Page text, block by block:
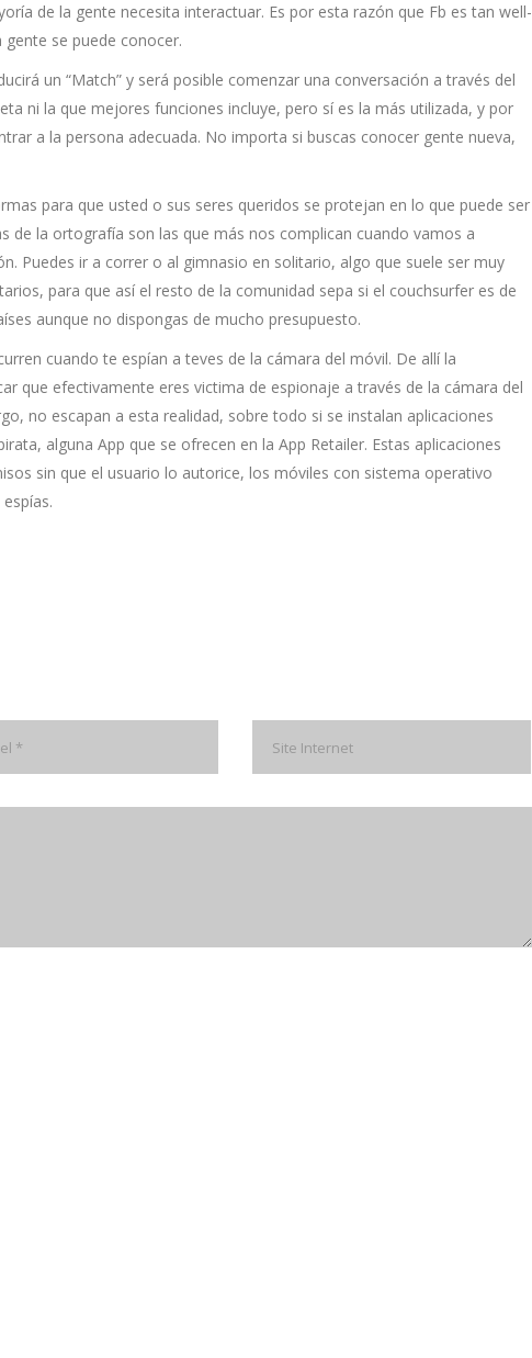
de la gente necesita interactuar. Es por esta razón que Fb es tan well-
se puede conocer.
un “Match” y será posible comenzar una conversación a través del
ni la que mejores funciones incluye, pero sí es la más utilizada, y por
a la persona adecuada. No importa si buscas conocer gente nueva,
para que usted o sus seres queridos se protejan en lo que puede ser
de la ortografía son las que más nos complican cuando vamos a
Puedes ir a correr o al gimnasio en solitario, algo que suele ser muy
para que así el resto de la comunidad sepa si el couchsurfer es de
aunque no dispongas de mucho presupuesto.
cuando te espían a teves de la cámara del móvil. De allí la
que efectivamente eres victima de espionaje a través de la cámara del
no escapan a esta realidad, sobre todo si se instalan aplicaciones
alguna App que se ofrecen en la App Retailer. Estas aplicaciones
sin que el usuario lo autorice, los móviles con sistema operativo